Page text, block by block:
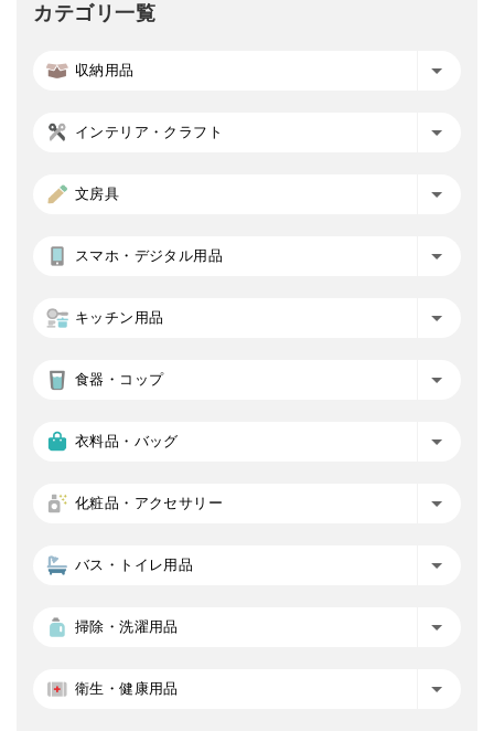
カテゴリ一覧
収納用品
インテリア・クラフト
文房具
スマホ・デジタル用品
キッチン用品
食器・コップ
衣料品・バッグ
化粧品・アクセサリー
バス・トイレ用品
掃除・洗濯用品
衛生・健康用品